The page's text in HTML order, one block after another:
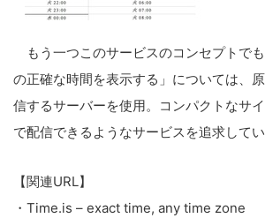
もう一つこのサービスのコンセプトで
の正確な時間を表示する」については、
信するサーバーを使用。コンパクトなサ
で配信できるようなサービスを追求してい
【関連URL】
・Time.is – exact time, any time zone